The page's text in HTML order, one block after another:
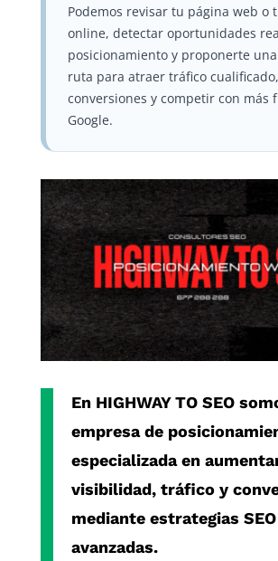
Podemos revisar tu página web o
online, detectar oportunidades
posicionamiento y proponerte
ruta para atraer tráfico
conversiones y competir con más
Google.
En HIGHWAY TO SEO
empresa de
especializada en
visibilidad, tráfico y
mediante estrategias SEO
avanzadas.